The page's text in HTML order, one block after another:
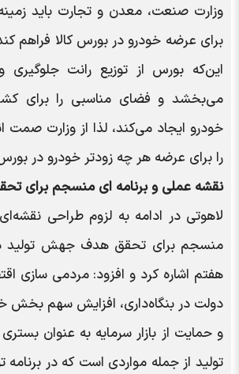
وزارت صنعت، معدن و تجارت باید زمینه
برای عرضه خودرو در بورس کالا فراهم
این‌که بورس از توزیع رانت جلوگیری
می‌بخشد و فضای مناسبی را برای
خودرو ایجاد می‌کند، لذا از وزارت صمت
را برای عرضه هر چه زودتر خودرو در
نقشه عملی و برنامه ای منسجم برای
لاهوتی در ادامه به لزوم طراحی
منسجم برای تحقق هدف جهش تولید
هفتم اشاره کرد و افزود: مردمی سازی
دولت در بنگاه‌داری، افزایش سهم
و حمایت از بازار سرمایه به عنوان
تولید از جمله مواردی است که در برنامه